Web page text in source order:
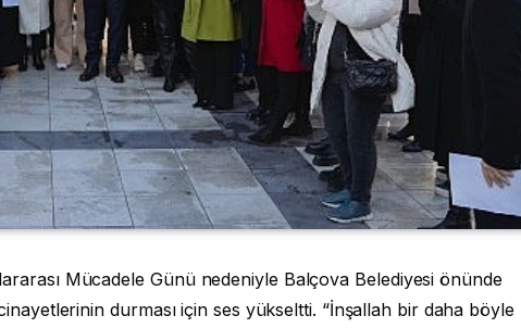
Mücadele Günü nedeniyle Balçova Belediyesi önünde
durması için ses yükseltti. “İnşallah bir daha böyle